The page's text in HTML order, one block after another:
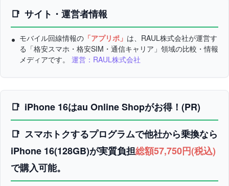
サイト・運営者情報
モバイル回線情報の 「アプリポ」 は、RAUL株式会社が運営す
る「格安スマホ・格安SIM・通信キャリア」領域の比較・情報
メディアです。 運営：RAUL株式会社
iPhone 16はau Online Shopがお得！(PR)
スマホトクするプログラムで他社から乗換なら
iPhone 16(128GB)が実質負担総額57,750円(税込)
で購入可能。